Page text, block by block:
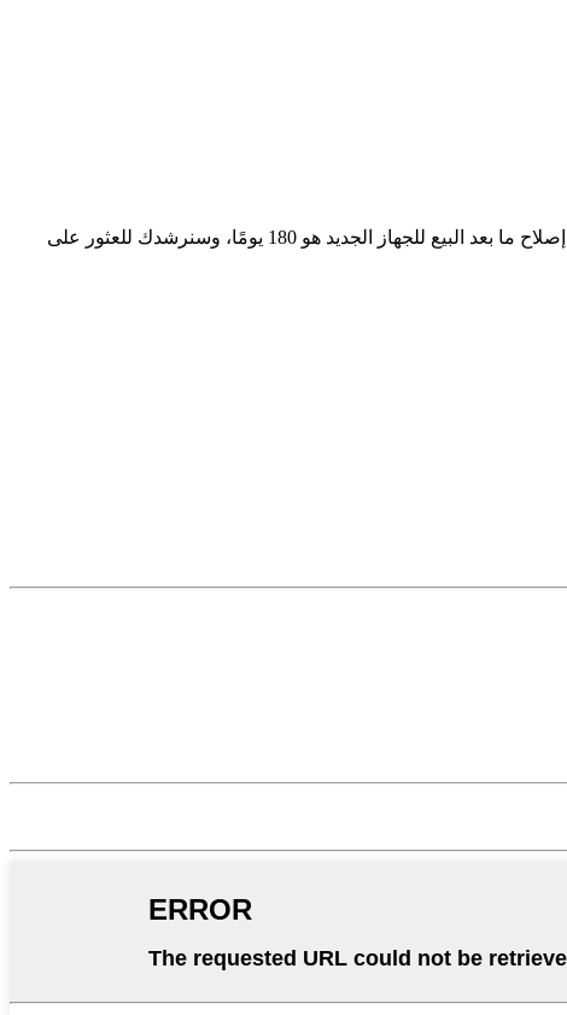
1. إذا كانت الآلة الجديدة ضمن فترة الضمان، فإن الشركة المصنعة الأصلية لآلة التعدين هي المسؤولة.بشكل عام، التاريخ الرسمي لخدمة إصلاح ما بعد البيع للجهاز الجديد هو 180 يومًا، وسنرشدك للعثور على